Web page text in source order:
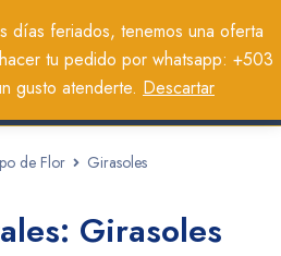
días feriados, tenemos una oferta
tu pedido por whatsapp: +503
gusto atenderte. Descartar
de Flor Girasoles
Girasoles